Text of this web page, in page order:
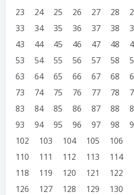
23
24 25 26 27 28
33
34 35 36 37 38
43
44 45 46 47 48
53
54 55 56 57 58
63
64 65 66 67 68
73
74 75 76 77 78
83
84 85 86 87 88
93
94 95 96 97 98
102
103 104 105 106
110
111 112 113 114
118
119 120 121 122
126
127 128 129 130